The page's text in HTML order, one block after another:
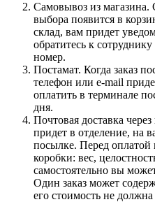
Самовывоз из магазина.
выбора появится в
склад, вам придет
обратитесь к
номер.
Постамат. Когда заказ
телефон или e-mail
оплатить в терминале
дня.
Почтовая доставка
придет в отделение, на
посылке. Перед оплатой
коробки: вес,
самостоятельно вы
Один заказ может
его стоимость не